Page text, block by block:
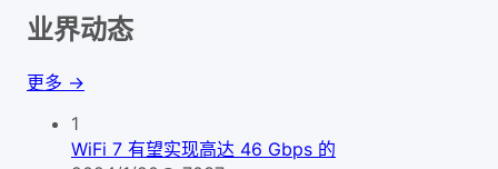
业界动态
更多 →
1
WiFi 7 有望实现高达 46 Gbps 的